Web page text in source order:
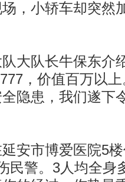
，小轿车却突然
队长牛保东介
，价值百万以
隐患，我们遂下
市博爱医院5楼
民警。3人均全身